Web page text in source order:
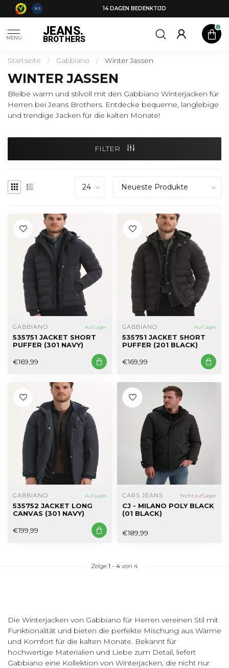
8.5 14 DAGEN BEDENKTIJD
MENU JEANS.
BROTHERS
Startseite / Gabbiano / Winter Jassen
WINTER JASSEN
Bleibe warm und stilvoll mit den Gabbiano Winterjacken für
Herren bei Jeans Brothers. Entdecke bequeme, langlebige
und trendige Jacken für die kalten Monate!
FILTER
GABBIANO Auf Lager
535751 JACKET SHORT
PUFFER (301 NAVY)
€169,99
GABBIANO Auf Lager
535751 JACKET SHORT
PUFFER (201 BLACK)
€169,99
GABBIANO Auf Lager
535752 JACKET LONG
CANVAS (301 NAVY)
€199,99
CARS JEANS Nicht auf Lager
CJ - MILANO POLY BLACK
(01 BLACK)
€189,99
Zeige 1 - 4 von 4
Die Winterjacken von Gabbiano für Herren vereinen Stil mit
Funktionalität und bieten die perfekte Mischung aus Wärme
und Komfort für die kalten Monate. Bekannt für
hochwertige Materialien und Liebe zum Detail, liefert
Gabbiano eine Kollektion von Winterjacken, die nicht nur